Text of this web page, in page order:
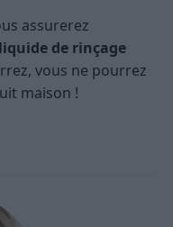
assurerez
liquide de rinçage
vous ne pourrez
maison !